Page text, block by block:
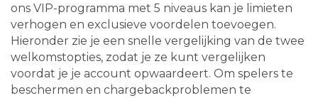
ons VIP-programma met 5 niveaus kan je limieten
verhogen en exclusieve voordelen toevoegen.
Hieronder zie je een snelle vergelijking van de twee
welkomstopties, zodat je ze kunt vergelijken
voordat je je account opwaardeert. Om spelers te
beschermen en chargebackproblemen te